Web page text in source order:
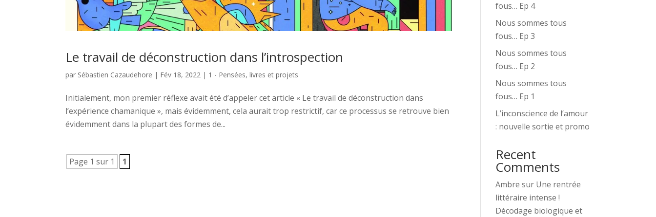
Le travail de déconstruction dans l’introspection
par Sébastien Cazaudehore | Fév 18, 2022 | 1 - Pensées, livres et projets
Initialement, mon premier réflexe avait été d’appeler cet article « Le travail de déconstruction dans
l’expérience chamanique », mais évidemment, cela aurait trop restrictif, car ce processus se retrouve bien
évidemment dans la plupart des formes de...
Page 1 sur 1 1
fous… Ep 4
Nous sommes tous
fous… Ep 3
Nous sommes tous
fous… Ep 2
Nous sommes tous
fous… Ep 1
L’inconscience de l’amour
: nouvelle sortie et promo
Recent
Comments
Ambre sur Une rentrée
littéraire intense !
Décodage biologique et